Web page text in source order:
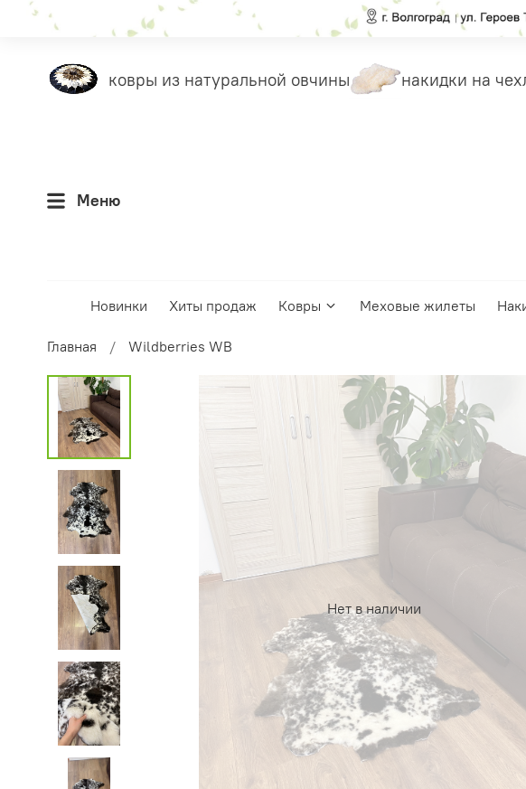
ковры из натуральной овчины накидки на
Меню
Новинки Хиты продаж Ковры Меховые жилеты
Главная Wildberries WB
Нет в наличии